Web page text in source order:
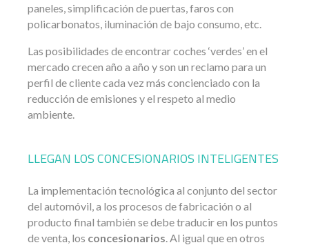
paneles, simplificación de puertas, faros con
policarbonatos, iluminación de bajo consumo, etc.
Las posibilidades de encontrar coches ‘verdes’ en el
mercado crecen año a año y son un reclamo para un
perfil de cliente cada vez más concienciado con la
reducción de emisiones y el respeto al medio
ambiente.
LLEGAN LOS CONCESIONARIOS INTELIGENTES
La implementación tecnológica al conjunto del sector
del automóvil, a los procesos de fabricación o al
producto final también se debe traducir en los puntos
de venta, los concesionarios . Al igual que en otros